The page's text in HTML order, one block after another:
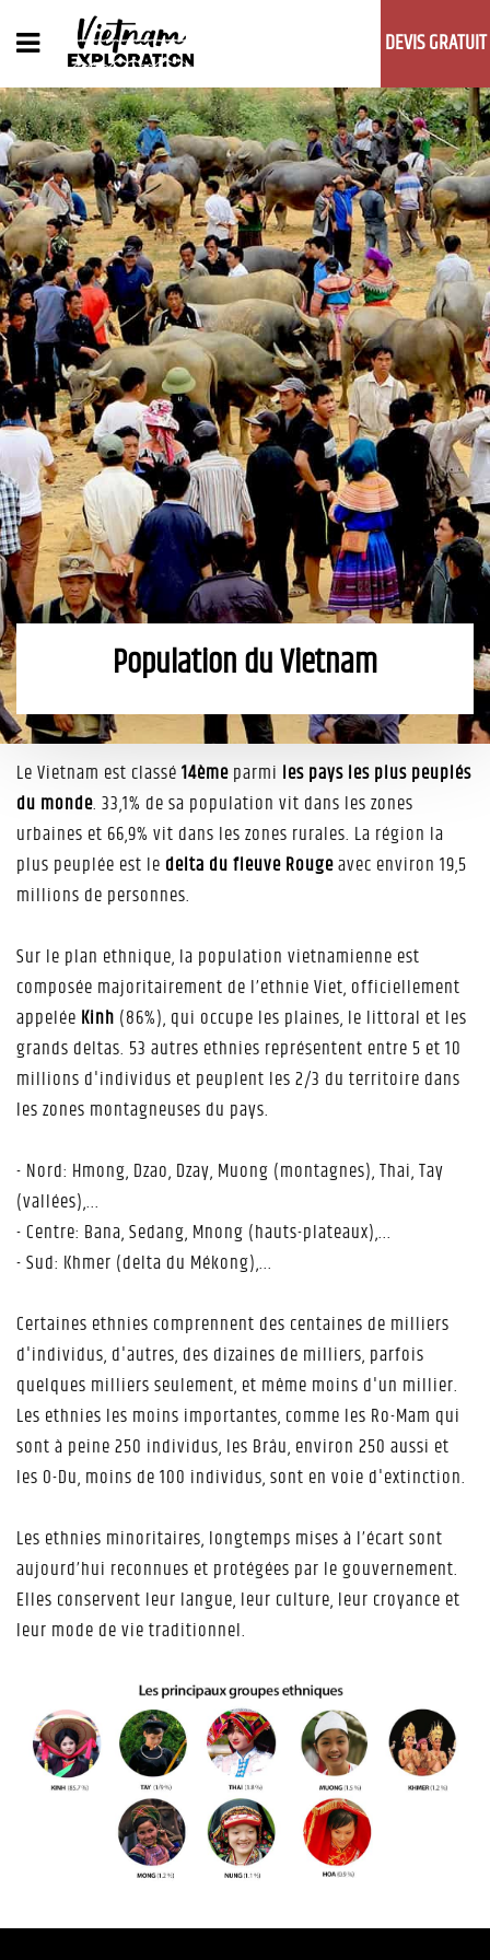
DEVIS GRATUIT
Population du Vietnam
Le Vietnam est classé14èmeparmi les pays les plus peuplés
du monde. 33,1% de sa population vit dans les zones
urbaines et 66,9% vit dans les zones rurales. La région la
plus peuplée est le delta du fleuve Rougeavec environ 19,5
millions de personnes.
Sur le plan ethnique, la population vietnamienne est
composée majoritairement de l’ethnie Viet, officiellement
appelée Kinh (86%), qui occupe les plaines, le littoral et les
grands deltas. 53 autres ethnies représentent entre 5 et 10
millions d'individus et peuplent les 2/3 du territoire dans
les zones montagneuses du pays.
- Nord: Hmong, Dzao, Dzay, Muong (montagnes), Thai, Tay
(vallées),...
- Centre: Bana, Sedang, Mnong (hauts-plateaux),...
- Sud: Khmer (delta du Mékong),...
Certaines ethnies comprennent des centaines de milliers
d'individus, d'autres, des dizaines de milliers, parfois
quelques milliers seulement, et même moins d'un millier.
Les ethnies les moins importantes, comme les Ro-Mam qui
sont à peine 250 individus, les Brâu, environ 250 aussi et
les O-Du, moins de 100 individus, sont en voie d'extinction.
Les ethnies minoritaires, longtemps mises à l’écart sont
aujourd’hui reconnues et protégées par le gouvernement.
Elles conservent leur langue, leur culture, leur croyance et
leur mode de vie traditionnel.